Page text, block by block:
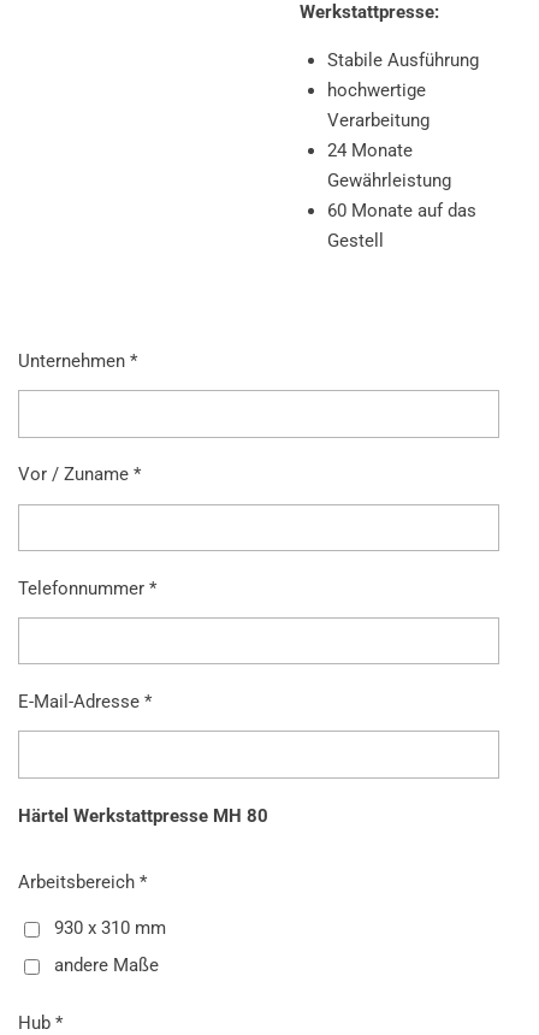
Werkstattpresse:
Stabile Ausführung
hochwertige
Verarbeitung
24 Monate
Gewährleistung
60 Monate auf das
Gestell
Unternehmen *
Vor / Zuname *
Telefonnummer *
E-Mail-Adresse *
Härtel Werkstattpresse MH 80
Arbeitsbereich *
930 x 310 mm
andere Maße
Hub *